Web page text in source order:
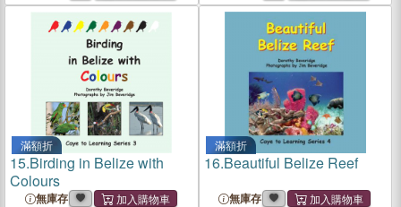
滿額折
15.Birding in Belize with
Colours
無庫存
滿額折
16.Beautiful Belize Reef
無庫存